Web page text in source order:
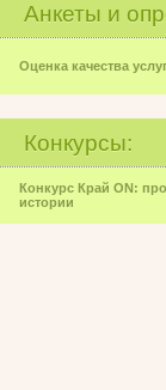
Анкеты и
Оценка качества
Конкурсы:
Конкурс Край ON:
истории